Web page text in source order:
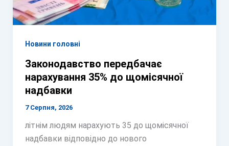
Новини головні
Законодавство передбачає
нарахування 35% до щомісячної
надбавки
7 Серпня, 2026
літнім людям нарахують 35 до щомісячної
надбавки відповідно до нового